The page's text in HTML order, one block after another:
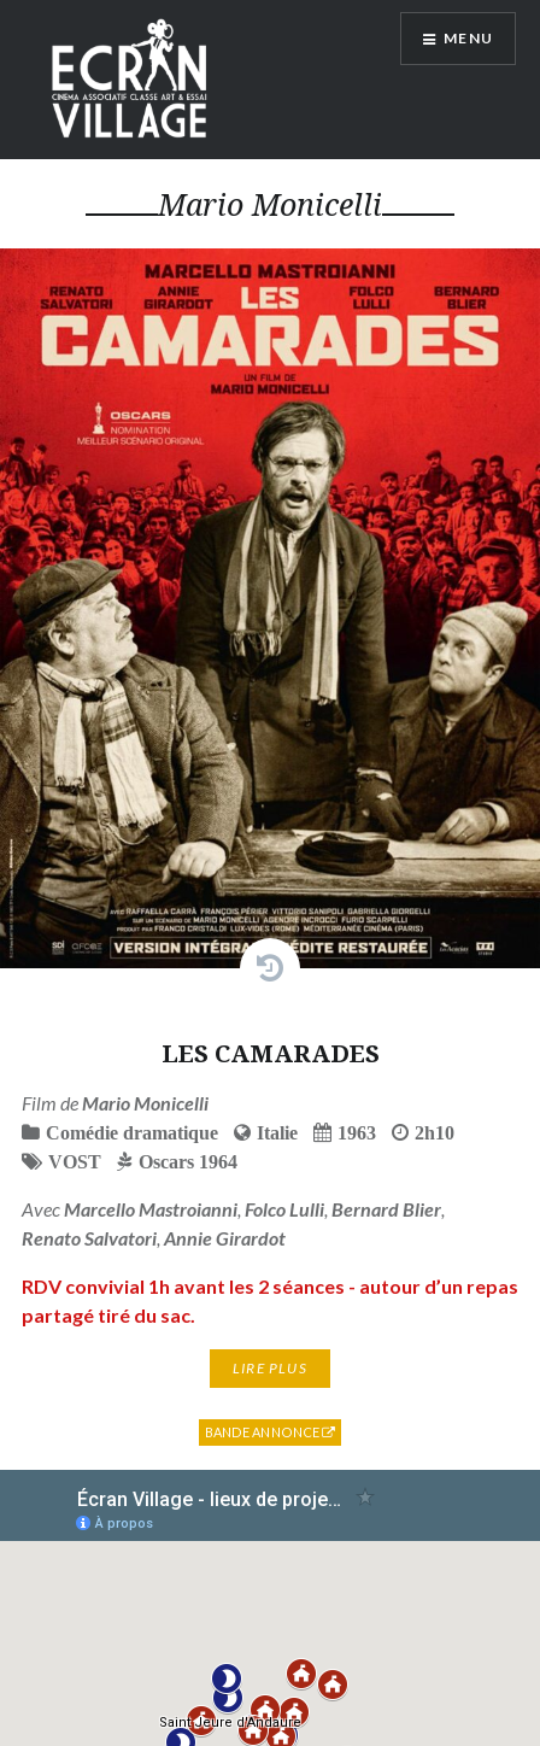
contenu
principal
ÉCRAN VILLAGE
MENU
Mario Monicelli
LES CAMARADES
Film de Mario Monicelli
Comédie dramatique Italie 1963
2h10
VOST
Oscars 1964
Avec Marcello Mastroianni, Folco Lulli, Bernard Blier,
Renato Salvatori, Annie Girardot
RDV convivial 1h avant les 2 séances - autour d’un repas
partagé tiré du sac.
LIRE PLUS
BANDE ANNONCE